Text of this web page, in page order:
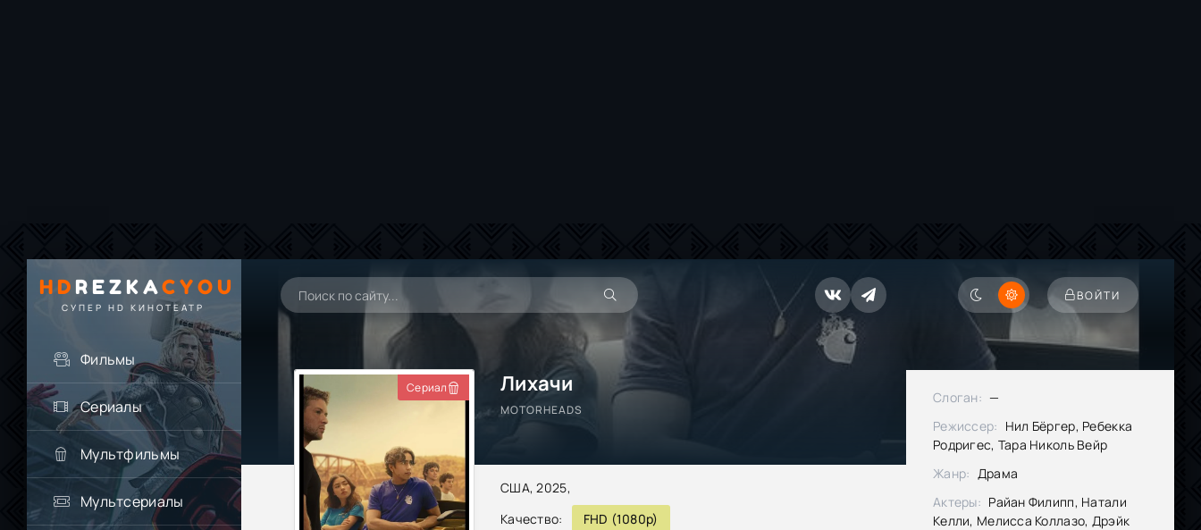
HD REZKACYOU
СУПЕР HD КИНОТЕАТР
ВОЙТИ
Фильмы
Сериалы
Мультфильмы
Мультсериалы
Лихачи
MOTORHEADS
США, 2025,
Качество:
FHD (1080p)
Сериал
Слоган: —
Режиссер: Нил Бёргер, Ребекка
Родригес, Тара Николь Вейр
Жанр: Драма
Актеры: Райан Филипп, Натали
Келли, Мелисса Коллазо, Дрэйк